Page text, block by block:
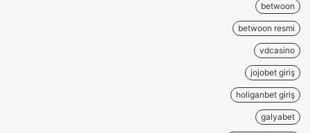
betwoon
betwoon resmi
vdcasino
jojobet giriş
holiganbet giriş
galyabet